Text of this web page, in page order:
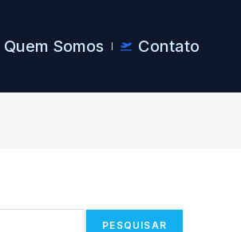
Quem Somos Contato
PESQUISAR